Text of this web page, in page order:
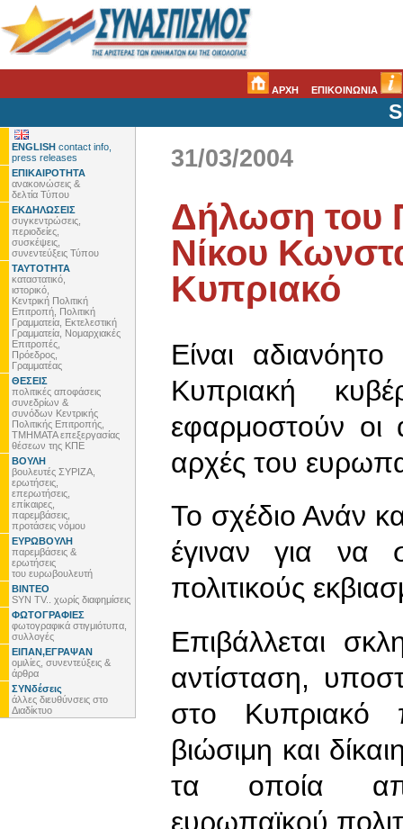
ΑΡΧΗ ΕΠΙΚΟΙΝΩΝΙΑ
ENGLISH contact info,
press releases
ΕΠΙΚΑΙΡΟΤΗΤΑ
ανακοινώσεις &
δελτία Τύπου
ΕΚΔΗΛΩΣΕΙΣ
συγκεντρώσεις,
περιοδείες,
συσκέψεις,
συνεντεύξεις Τύπου
ΤΑΥΤΟΤΗΤΑ
καταστατικό,
ιστορικό,
Κεντρική Πολιτική
Επιτροπή, Πολιτική
Γραμματεία, Εκτελεστική
Γραμματεία, Νομαρχιακές
Επιτροπές,
Πρόεδρος,
Γραμματέας
ΘΕΣΕΙΣ
πολιτικές αποφάσεις
συνεδρίων &
συνόδων Κεντρικής
Πολιτικής Επιτροπής,
ΤΜΗΜΑΤΑ επεξεργασίας
θέσεων της ΚΠΕ
ΒΟΥΛΗ
βουλευτές ΣΥΡΙΖΑ,
ερωτήσεις,
επερωτήσεις,
επίκαιρες,
παρεμβάσεις,
προτάσεις νόμου
ΕΥΡΩΒΟΥΛΗ
παρεμβάσεις &
ερωτήσεις
του ευρωβουλευτή
ΒΙΝΤΕΟ
SYN TV.. χωρίς διαφημίσεις
ΦΩΤΟΓΡΑΦΙΕΣ
φωτογραφικά στιγμιότυπα,
συλλογές
ΕΙΠΑΝ,ΕΓΡΑΨΑΝ
ομιλίες, συνεντεύξεις &
άρθρα
ΣΥΝδέσεις
άλλες διευθύνσεις στο
Διαδίκτυο
31/03/2004
Δήλωση του
Νίκου
Κυπριακό
Είναι
Κυπριακή
εφαρμοστούν οι
αρχές του
Το σχέδιο Ανάν
έγιναν για να
πολιτικούς
Επιβάλλεται
αντίσταση,
στο Κυπριακό
βιώσιμη και
τα οποία
ευρωπαϊκού